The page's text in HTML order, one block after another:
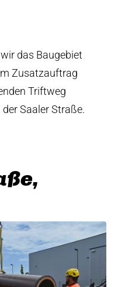
das Baugebiet
Zusatzauftrag
Triftweg
Saaler Straße.